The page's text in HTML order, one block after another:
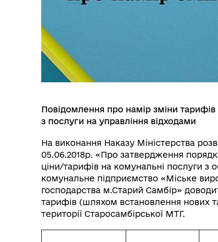
Повідомлення про намір зміни
з послуги на управління відходами
На виконання Наказу Міністерства
05.06.2018р. «Про затвердження
ціни/тарифів на комунальні послуги з
комунальне підприємство «Міське
господарства м.Старий Самбір»
тарифів (шляхом встановлення нових
території Старосамбірської МТГ.